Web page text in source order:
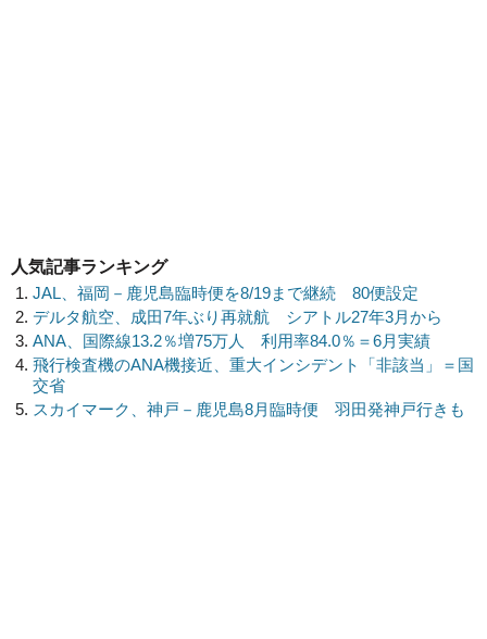
人気記事ランキング
JAL、福岡－鹿児島臨時便を8/19まで継続 80便設定
デルタ航空、成田7年ぶり再就航 シアトル27年3月から
ANA、国際線13.2％増75万人 利用率84.0％＝6月実績
飛行検査機のANA機接近、重大インシデント「非該当」＝国
交省
スカイマーク、神戸－鹿児島8月臨時便 羽田発神戸行きも